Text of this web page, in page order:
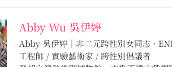
Abby Wu 吳伊婷
Abby 吳伊婷｜非二元跨性別女同志 ·
工程師 / 實驗藝術家 / 跨性別倡議者